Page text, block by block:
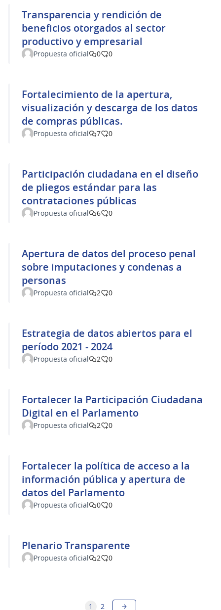
Transparencia y rendición de
beneficios otorgados al sector
productivo y empresarial
Propuesta oficial 0 0
Fortalecimiento de la apertura,
visualización y descarga de los datos
de compras públicas.
Propuesta oficial 7 0
Participación ciudadana en el diseño
de pliegos estándar para las
contrataciones públicas
Propuesta oficial 6 0
Apertura de datos del proceso penal
sobre imputaciones y condenas a
personas
Propuesta oficial 2 0
Estrategia de datos abiertos para el
período 2021 - 2024
Propuesta oficial 2 0
Fortalecer la Participación Ciudadana
Digital en el Parlamento
Propuesta oficial 2 0
Fortalecer la política de acceso a la
información pública y apertura de
datos del Parlamento
Propuesta oficial 0 0
Plenario Transparente
Propuesta oficial 2 0
1 2